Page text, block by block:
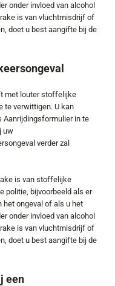
onder invloed van alcohol
is van vluchtmisdrijf of
doet u best aangifte bij de
met louter stoffelijke
te verwittigen. U kan
Aanrijdingsformulier in te
uw
verder zal
is van stoffelijke
politie, bijvoorbeeld als er
het ongeval of als u het
onder invloed van alcohol
is van vluchtmisdrijf of
doet u best aangifte bij de
een